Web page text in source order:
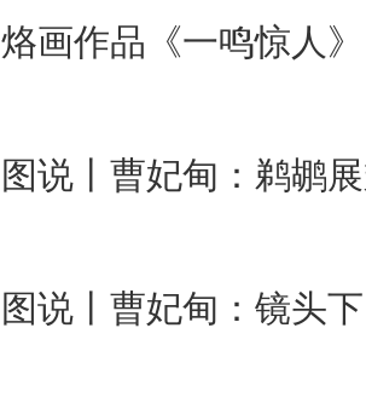
烙画作品《一鸣惊人》
图说丨曹妃甸：鹈鹕
图说丨曹妃甸：镜头